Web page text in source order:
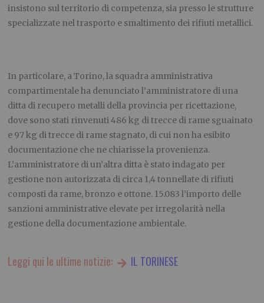
insistono sul territorio di competenza, sia presso le strutture
specializzate nel trasporto e smaltimento dei rifiuti metallici.
In particolare, a Torino, la squadra amministrativa
compartimentale ha denunciato l’amministratore di una
ditta di recupero metalli della provincia per ricettazione,
dove sono stati rinvenuti 486 kg di trecce di rame sguainato
e 97 kg di trecce di rame stagnato, di cui non ha esibito
documentazione che ne chiarisse la provenienza.
L’amministratore di un’altra ditta è stato indagato per
gestione non autorizzata di circa 1,4 tonnellate di rifiuti
composti da rame, bronzo e ottone. 15.083 l’importo delle
sanzioni amministrative elevate per irregolarità nella
gestione della documentazione ambientale.
Leggi qui le ultime notizie: IL TORINESE